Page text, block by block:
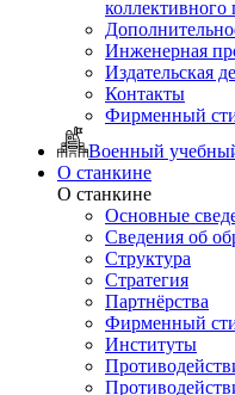
коллективного
Инженерная
Издательская
Контакты
Фирменный
Военный
О станкине
О станкине
Основные
Сведения об
Структура
Стратегия
Партнёрства
Фирменный
Институты